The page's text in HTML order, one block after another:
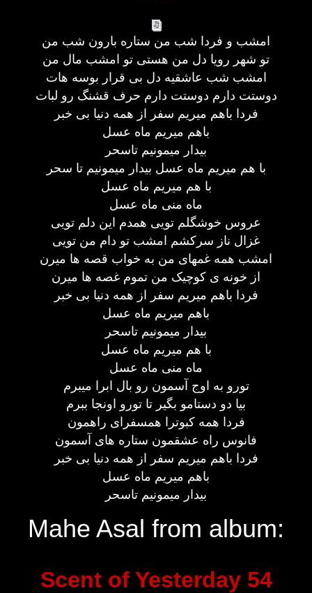
امشب و فردا شب من ستاره بارون شب من
تو شهر رویا دل من هستی تو امشب مال من
امشب شب عاشقیه دل بی قرار بوسه هات
دوستت دارم دوستت دارم حرف قشنگ رو لبات
فردا باهم میریم سفر از همه دنیا بی خبر
باهم میریم ماه عسل
بیدار میمونیم تاسحر
با هم میریم ماه عسل بیدار میمونیم تا سحر
با هم میریم ماه عسل
ماه منی ماه عسل
عروس خوشگلم تویی همدم این دلم تویی
غزال ناز سرکشم امشب تو دام من تویی
امشب همه غمهای من به خواب قصه ها میرن
از خونه ی کوچیک من تموم غصه ها میرن
فردا باهم میریم سفر از همه دنیا بی خبر
باهم میریم ماه عسل
بیدار میمونیم تاسحر
با هم میریم ماه عسل
ماه منی ماه عسل
تورو به اوج آسمون رو بال ابرا میبرم
بیا دو دستامو بگیر تا تورو اونجا ببرم
فردا همه کبوترا همسفرای راهمون
فانوس راه عشقمون ستاره های آسمون
فردا باهم میریم سفر از همه دنیا بی خبر
باهم میریم ماه عسل
بیدار میمونیم تاسحر
Mahe Asal from album:
Scent of Yesterday 54